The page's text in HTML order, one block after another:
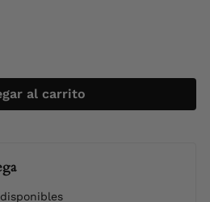
al carrito